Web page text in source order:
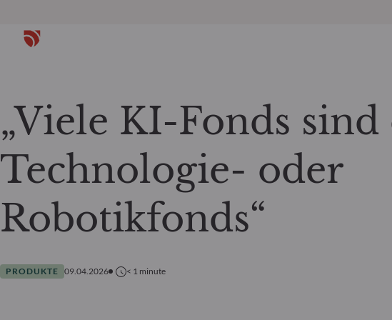
„Viele KI-Fonds sind
Technologie- oder
Robotikfonds“
PRODUKTE 09.04.2026 < 1 minute